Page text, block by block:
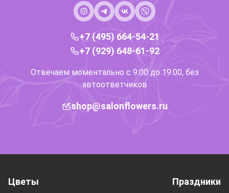
+7 (495) 664-54-21
+7 (929) 648-61-92
Отвечаем моментально с 9:00 до 19:00, без
автоответчиков
shop@salonflowers.ru
Цветы Праздники